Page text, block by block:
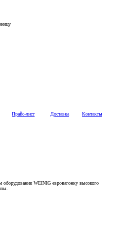
Прайс-лист Доставка Контакты
WEINIG евровагонку высокого